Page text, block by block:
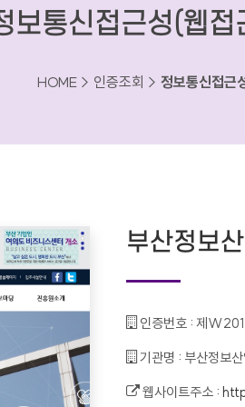
보통신접근성(웹
HOME > 인증조회 > 정보통신접근
부산정보
인증번호 :제
기관명 : 부산정보
웹사이트주소 :